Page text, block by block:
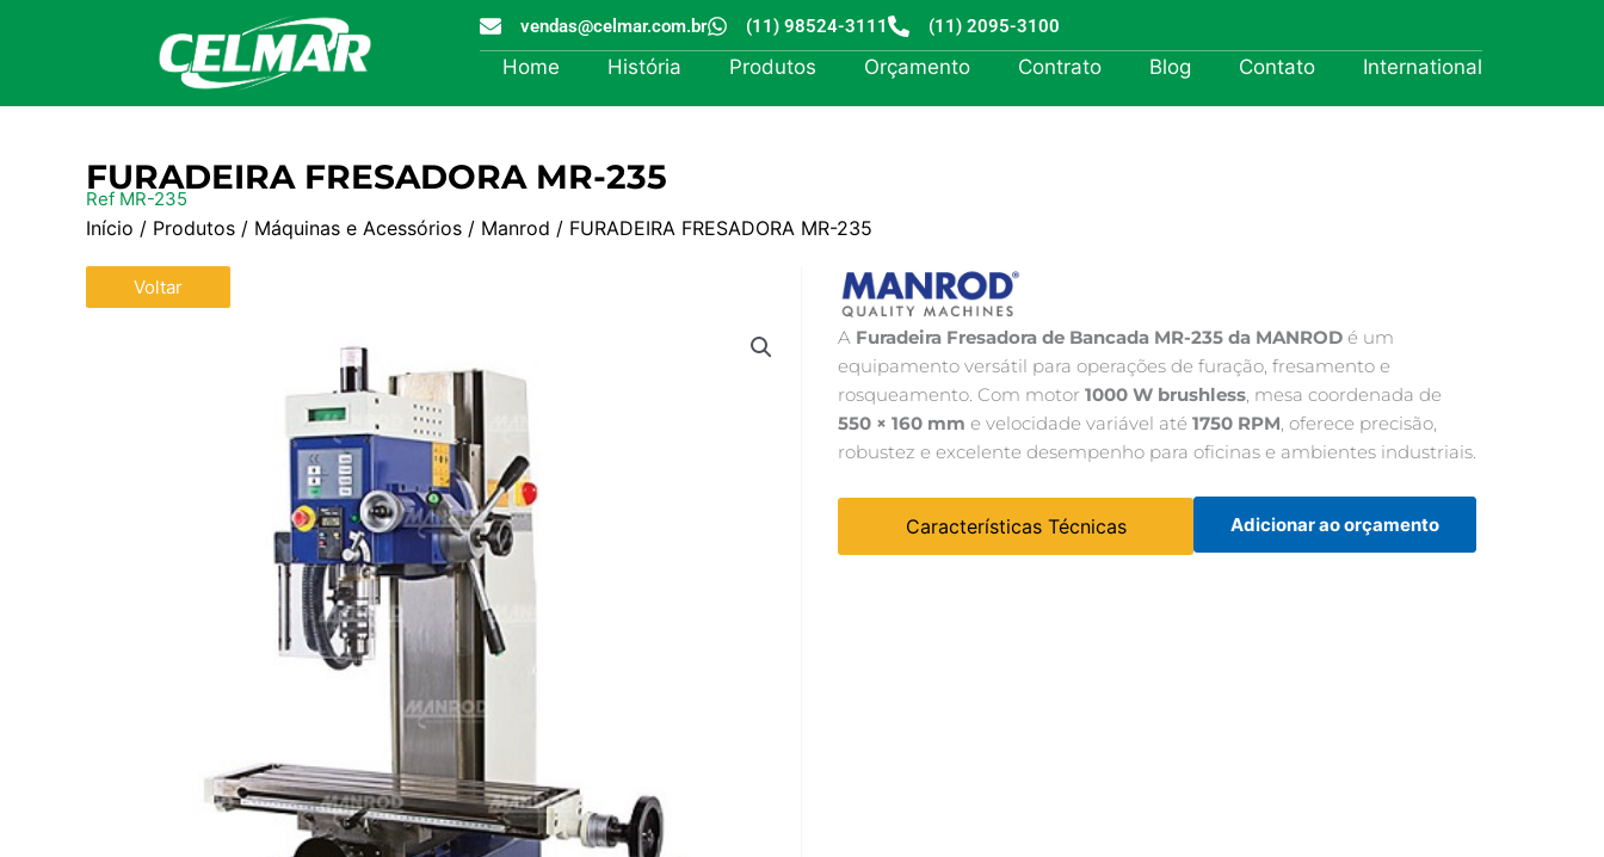
vendas@celmar.com.br (11) 98524-3111 (11) 2095-3100
Home História Produtos Orçamento Contrato Blog Contato International
FURADEIRA FRESADORA MR-235
Ref MR-235
Início / Produtos / Máquinas e Acessórios / Manrod / FURADEIRA FRESADORA MR-235
Voltar
A Furadeira Fresadora de Bancada MR-235 da MANROD é um
equipamento versátil para operações de furação, fresamento e
rosqueamento. Com motor 1000 W brushless, mesa coordenada de
550 × 160 mm e velocidade variável até 1750 RPM, oferece precisão,
robustez e excelente desempenho para oficinas e ambientes industriais.
Características Técnicas Adicionar ao orçamento